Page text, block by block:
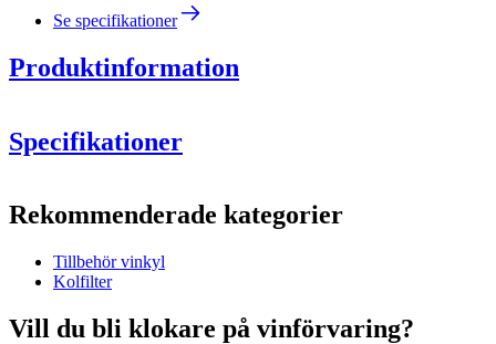
Se specifikationer
Produktinformation
Specifikationer
ProduktnummerKWS-160P.25-01
Allmänt
Mått (BxHxD cm)
Rekommenderade kategorier
Tillbehör vinkyl
Kolfilter
Vill du bli klokare på vinförvaring?